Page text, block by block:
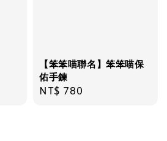
【笨笨喵聯名】笨笨喵保
佑手鍊
Regular
NT$ 780